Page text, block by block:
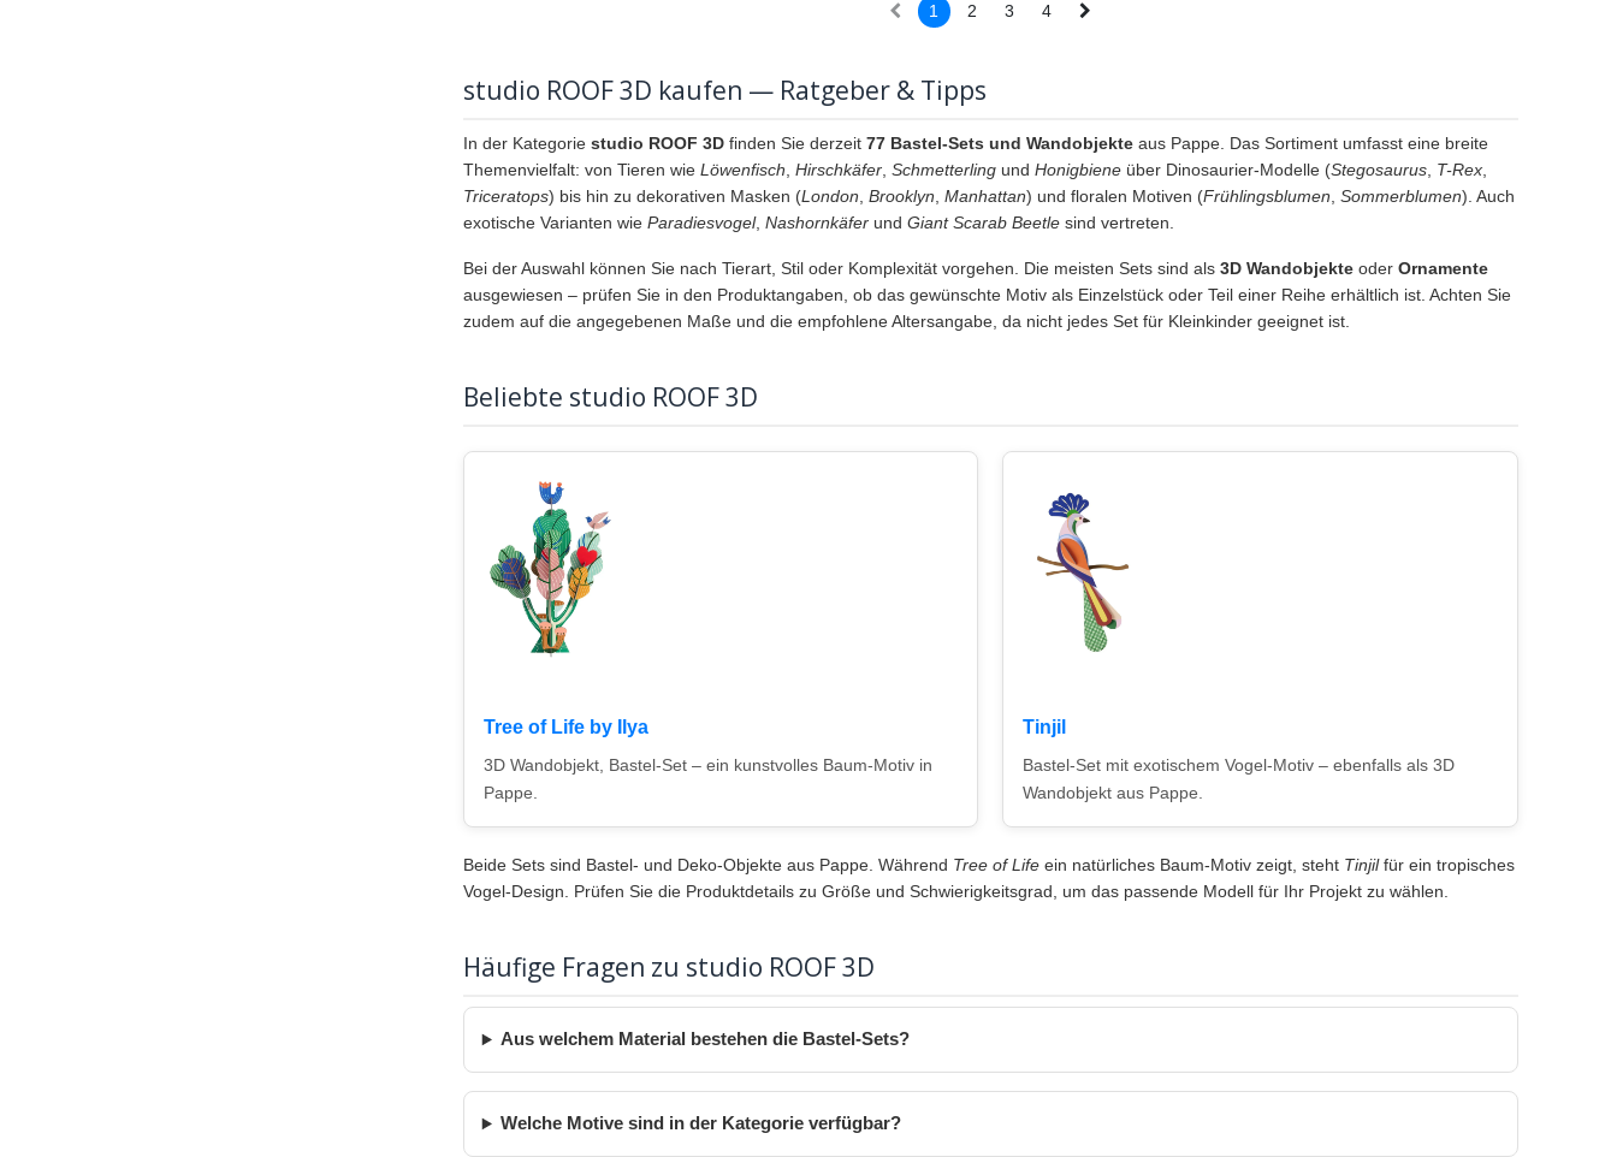
1 2 3 4
studio ROOF 3D kaufen — Ratgeber & Tipps
In der Kategorie studio ROOF 3Dfinden Sie derzeit 77 Bastel-Sets und Wandobjekteaus Pappe. Das Sortiment umfasst eine breite
Themenvielfalt: von Tieren wie Löwenfisch, Hirschkäfer, Schmetterlingund Honigbieneüber Dinosaurier-Modelle (Stegosaurus, T-Rex,
Triceratops) bis hin zu dekorativen Masken (London, Brooklyn, Manhattan) und floralen Motiven (Frühlingsblumen, Sommerblumen). Auch
exotische Varianten wie Paradiesvogel, Nashornkäferund Giant Scarab Beetlesind vertreten.
Bei der Auswahl können Sie nach Tierart, Stil oder Komplexität vorgehen. Die meisten Sets sind als 3D Wandobjekteoder Ornamente
ausgewiesen – prüfen Sie in den Produktangaben, ob das gewünschte Motiv als Einzelstück oder Teil einer Reihe erhältlich ist. Achten Sie
zudem auf die angegebenen Maße und die empfohlene Altersangabe, da nicht jedes Set für Kleinkinder geeignet ist.
Beliebte studio ROOF 3D
Tree of Life by Ilya
3D Wandobjekt, Bastel-Set – ein kunstvolles Baum-Motiv in
Pappe.
Tinjil
Bastel-Set mit exotischem Vogel-Motiv – ebenfalls als 3D
Wandobjekt aus Pappe.
Beide Sets sind Bastel- und Deko-Objekte aus Pappe. Während Tree of Lifeein natürliches Baum-Motiv zeigt, steht Tinjilfür ein tropisches
Vogel-Design. Prüfen Sie die Produktdetails zu Größe und Schwierigkeitsgrad, um das passende Modell für Ihr Projekt zu wählen.
Häufige Fragen zu studio ROOF 3D
Aus welchem Material bestehen die Bastel-Sets?
Welche Motive sind in der Kategorie verfügbar?